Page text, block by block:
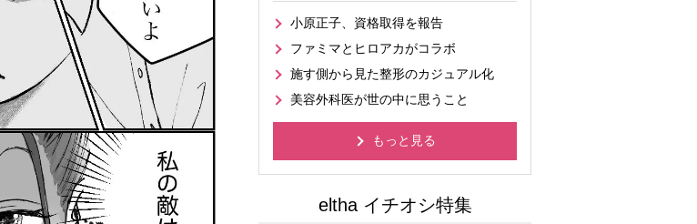
小原正子、資格取得を報告
ファミマとヒロアカがコラボ
施す側から見た整形のカジュアル化
美容外科医が世の中に思うこと
もっと見る